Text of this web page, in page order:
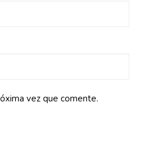
vez que comente.